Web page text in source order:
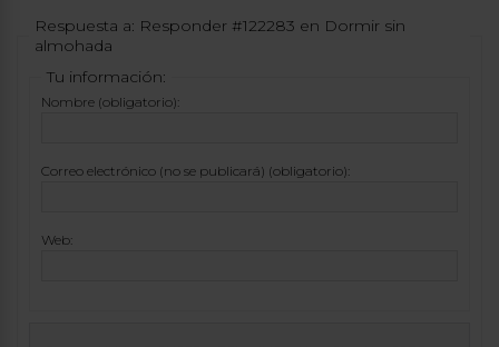
Respuesta a: Responder #122283 en Dormir sin
almohada
Tu información:
Nombre (obligatorio):
Correo electrónico (no se publicará) (obligatorio):
Web: